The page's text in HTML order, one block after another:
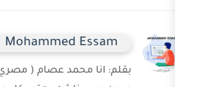
Mohammed
انا محمد عصام ( مصري من مدينة اسيوط )